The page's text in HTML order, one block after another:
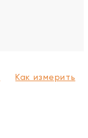
Как измерить